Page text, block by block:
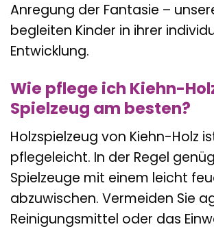
Anregung der Fantasie –
begleiten Kinder in ihrer
Entwicklung.
Wie pflege ich Kiehn-
Spielzeug am besten?
Holzspielzeug von Kiehn-Holz
pflegeleicht. In der Regel
Spielzeuge mit einem leicht
abzuwischen. Vermeiden Sie
Reinigungsmittel oder das